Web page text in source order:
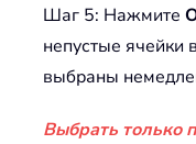
Шаг 5: Нажмите
непустые ячейки
выбраны
Выбрать только